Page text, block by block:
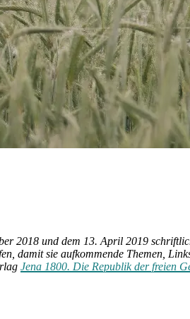
2018 und dem 13. April 2019
damit sie aufkommende Themen,
Jena 1800. Die Republik der freien